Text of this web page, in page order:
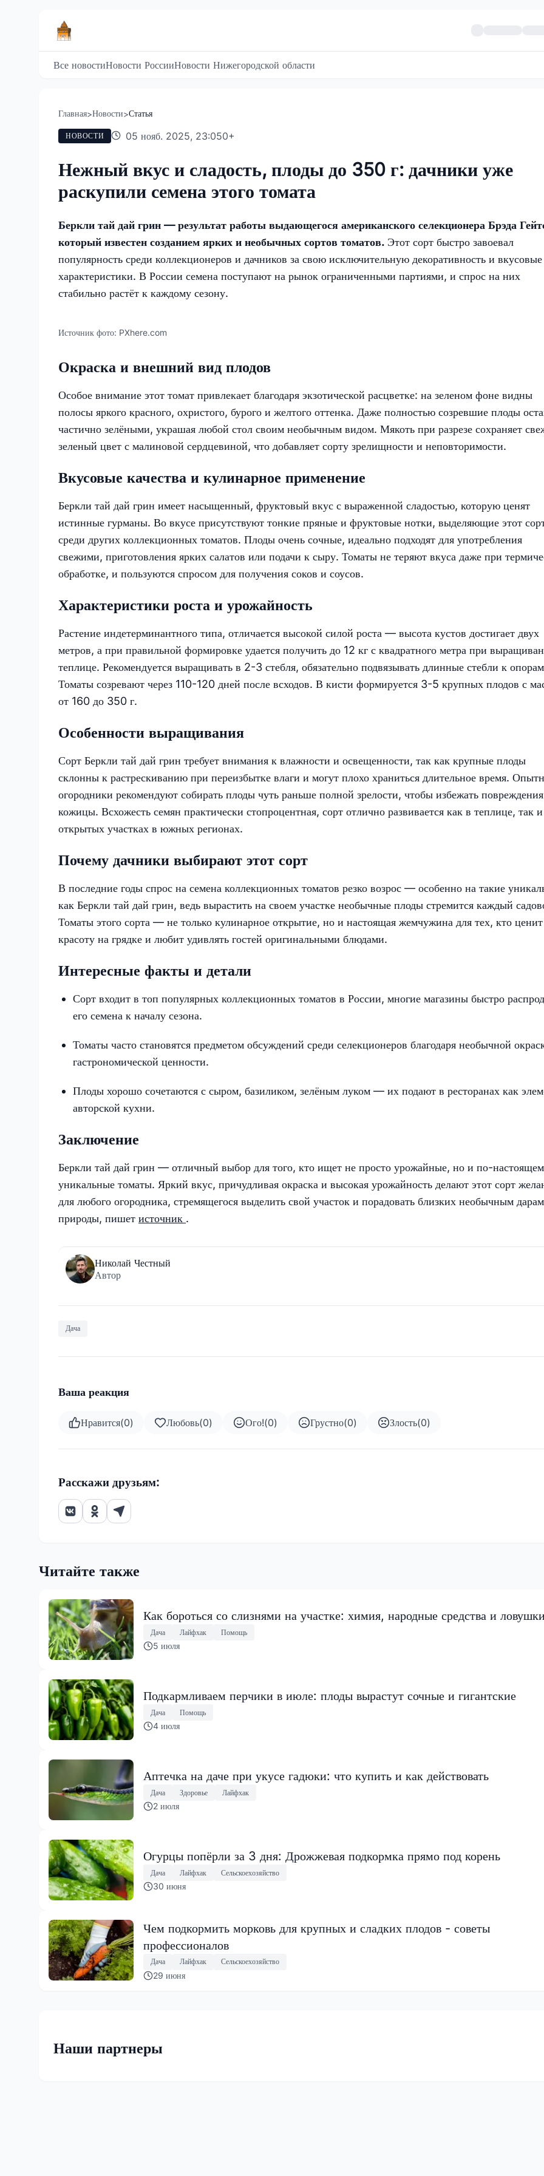
Все новостиНовости РоссииНовости Нижегородской области
Главная>Новости>Статья
НОВОСТИ 05 нояб. 2025, 23:050+
Нежный вкус и сладость, плоды до 350 г: дачники уже
раскупили семена этого томата
Беркли тай дай грин — результат работы выдающегося американского селекционера Брэда
который известен созданием ярких и необычных сортов томатов. Этот сорт быстро завоевал
популярность среди коллекционеров и дачников за свою исключительную декоративность и вкусовые
характеристики. В России семена поступают на рынок ограниченными партиями, и спрос на них
стабильно растёт к каждому сезону.​
Источник фото: PXhere.com
Окраска и внешний вид плодов
Особое внимание этот томат привлекает благодаря экзотической расцветке: на зеленом фоне видны
полосы яркого красного, охристого, бурого и желтого оттенка. Даже полностью созревшие плоды
частично зелёными, украшая любой стол своим необычным видом. Мякоть при разрезе сохраняет
зеленый цвет с малиновой сердцевиной, что добавляет сорту зрелищности и неповторимости.​
Вкусовые качества и кулинарное применение
Беркли тай дай грин имеет насыщенный, фруктовый вкус с выраженной сладостью, которую ценят
истинные гурманы. Во вкусе присутствуют тонкие пряные и фруктовые нотки, выделяющие этот
среди других коллекционных томатов. Плоды очень сочные, идеально подходят для употребления
свежими, приготовления ярких салатов или подачи к сыру. Томаты не теряют вкуса даже при
обработке, и пользуются спросом для получения соков и соусов.​
Характеристики роста и урожайность
Растение индетерминантного типа, отличается высокой силой роста — высота кустов достигает двух
метров, а при правильной формировке удается получить до 12 кг с квадратного метра при
теплице. Рекомендуется выращивать в 2-3 стебля, обязательно подвязывать длинные стебли к
Томаты созревают через 110-120 дней после всходов. В кисти формируется 3-5 крупных плодов с
от 160 до 350 г.​
Особенности выращивания
Сорт Беркли тай дай грин требует внимания к влажности и освещенности, так как крупные плоды
склонны к растрескиванию при переизбытке влаги и могут плохо храниться длительное время.
огородники рекомендуют собирать плоды чуть раньше полной зрелости, чтобы избежать повреждения
кожицы. Всхожесть семян практически стопроцентная, сорт отлично развивается как в теплице, так
открытых участках в южных регионах.​
Почему дачники выбирают этот сорт
В последние годы спрос на семена коллекционных томатов резко возрос — особенно на такие
как Беркли тай дай грин, ведь вырастить на своем участке необычные плоды стремится каждый
Томаты этого сорта — не только кулинарное открытие, но и настоящая жемчужина для тех, кто ценит
красоту на грядке и любит удивлять гостей оригинальными блюдами.
Интересные факты и детали
Сорт входит в топ популярных коллекционных томатов в России, многие магазины быстро
его семена к началу сезона.​
Томаты часто становятся предметом обсуждений среди селекционеров благодаря необычной
гастрономической ценности.
Плоды хорошо сочетаются с сыром, базиликом, зелёным луком — их подают в ресторанах как
авторской кухни.
Заключение
Беркли тай дай грин — отличный выбор для того, кто ищет не просто урожайные, но и по-
уникальные томаты. Яркий вкус, причудливая окраска и высокая урожайность делают этот сорт
для любого огородника, стремящегося выделить свой участок и порадовать близких необычным
природы, пишет источник .
Николай Честный
Автор
Дача
Ваша реакция
Нравится(0) Любовь(0) Ого!(0) Грустно(0) Злость(0)
Расскажи друзьям:
Читайте также
Как бороться со слизнями на участке: химия, народные средства и
Дача Лайфхак Помощь
5 июля
Подкармливаем перчики в июле: плоды вырастут сочные и гигантские
Дача Помощь
4 июля
Аптечка на даче при укусе гадюки: что купить и как действовать
Дача Здоровье Лайфхак
2 июля
Огурцы попёрли за 3 дня: Дрожжевая подкормка прямо под корень
Дача Лайфхак Сельскоехозяйство
30 июня
Чем подкормить морковь для крупных и сладких плодов - советы
профессионалов
Дача Лайфхак Сельскоехозяйство
29 июня
Наши партнеры